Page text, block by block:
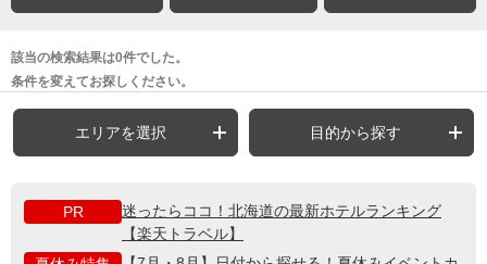
該当の検索結果は0件でした。
条件を変えてお探しください。
エリアを選択 目的から探す
PR
迷ったらココ！北海道の最新ホテルランキング
【楽天トラベル】